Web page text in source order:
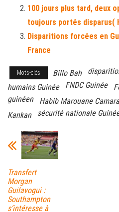
100 jours plus tard, deux
toujours portés disparus(
Disparitions forcées en
France
Mots-clés Billo Bah
humains Guinée
FNDC Guinée
guinéen
Habib Marouane Camara
Kankan
sécurité nationale
Transfert
Morgan
Guilavogui :
Southampton
s’intéresse à